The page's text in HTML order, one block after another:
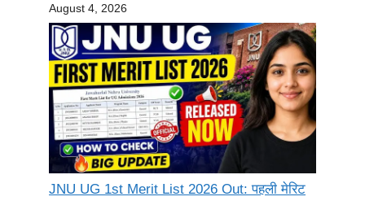
August 4, 2026
JNU UG 1st Merit List 2026 Out: पहली मेरिट